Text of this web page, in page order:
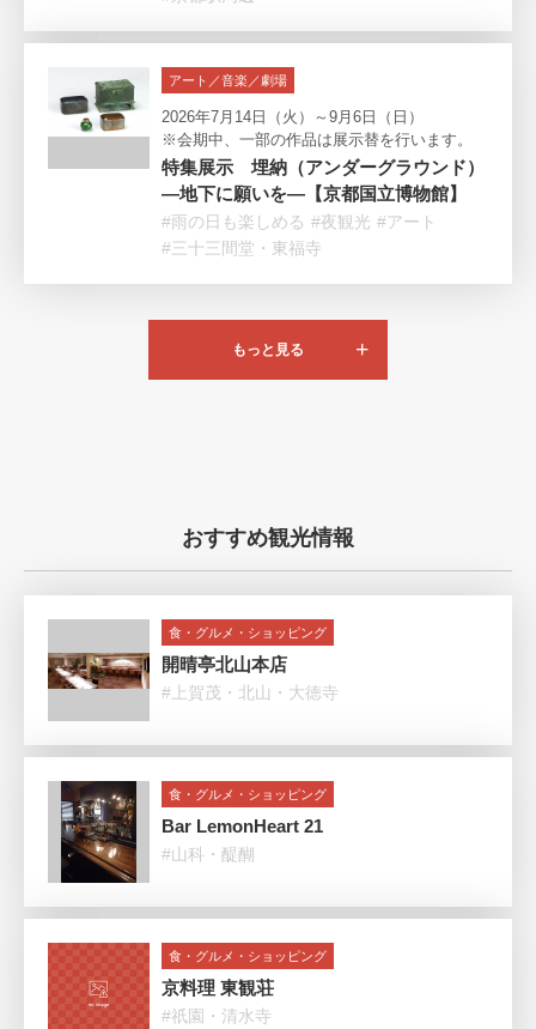
アート／音楽／劇場
2026年7月14日（火）～9月6日（日）
※会期中、一部の作品は展示替を行います。
特集展示 埋納（アンダーグラウンド）
―地下に願いを―【京都国立博物館】
#雨の日も楽しめる #夜観光 #アート
#三十三間堂・東福寺
もっと見る
おすすめ観光情報
食・グルメ・ショッピング
開晴亭北山本店
#上賀茂・北山・大徳寺
食・グルメ・ショッピング
Bar LemonHeart 21
#山科・醍醐
食・グルメ・ショッピング
京料理 東観荘
#祇園・清水寺